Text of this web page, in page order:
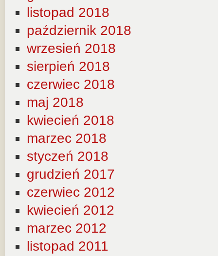
listopad 2018
październik 2018
wrzesień 2018
sierpień 2018
czerwiec 2018
maj 2018
kwiecień 2018
marzec 2018
styczeń 2018
grudzień 2017
czerwiec 2012
kwiecień 2012
marzec 2012
listopad 2011